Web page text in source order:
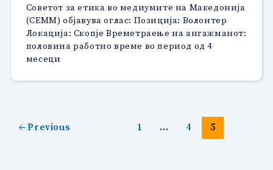
Советот за етика во медиумите на Македонија
(СЕММ) објавува оглас: Позиција: Волонтер
Локација: Скопје Времетраење на ангажманот:
половина работно време во период од 4
месеци
←Previous 1 … 4 5